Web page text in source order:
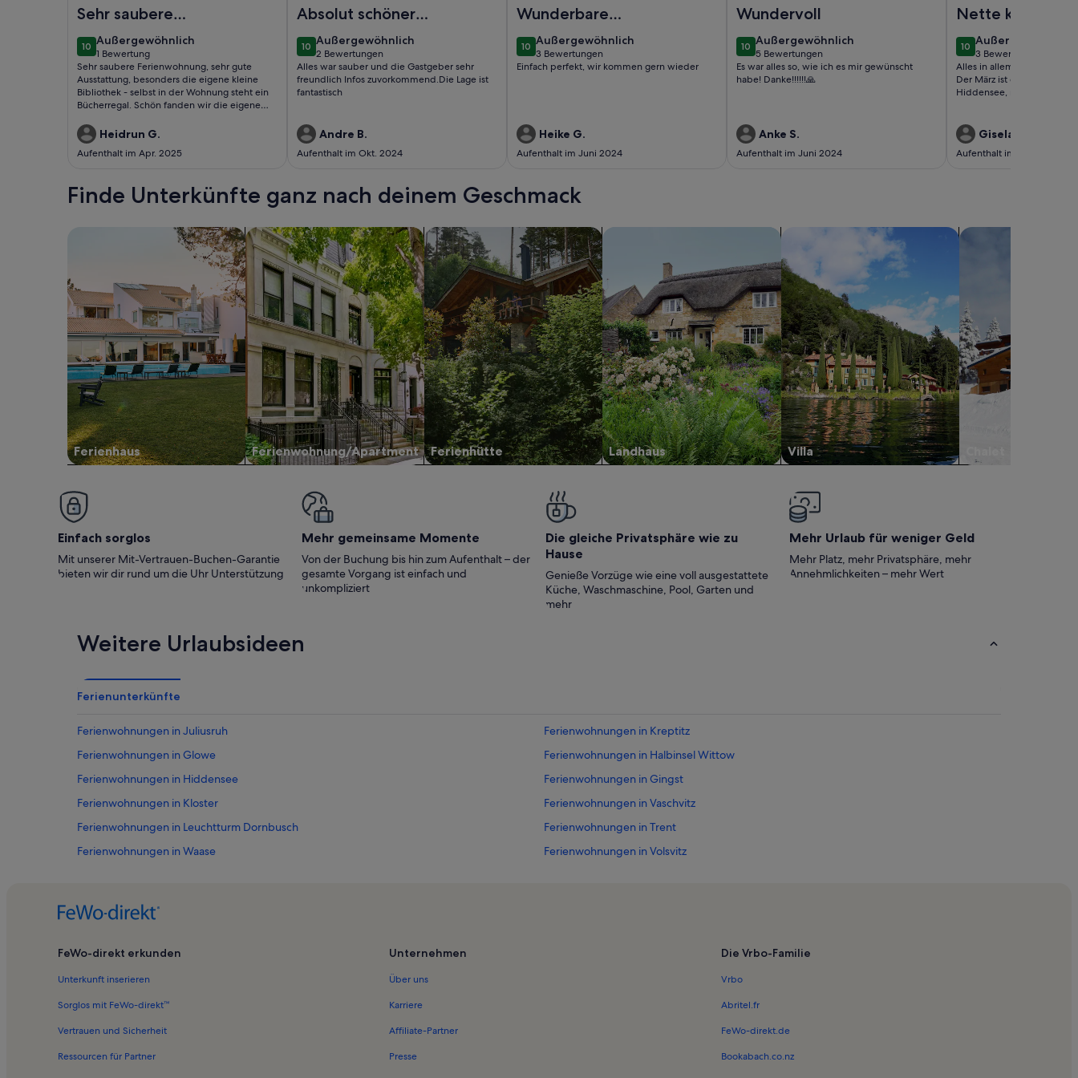
Sehr saubere
Ferienwohnung,
sehr gute
Ausstattung,
besonders die
eigene kleine B ...
1010 von 10
Außergewöhnlich
außergewöhnlich
1 Bewertung
(1
bewertung)
Sehr saubere Ferienwohnung, sehr gute
Ausstattung, besonders die eigene kleine
Bibliothek - selbst in der Wohnung steht ein
Bücherregal. Schön fanden wir die eigene
Auch der Hund ist willkommen. Dafür bezahlt
man gerne etwas mehr als üblich.
Heidrun G.
Aufenthalt im Apr. 2025
Absolut schöner
Aufenthalt
1010 von 10
Außergewöhnlich
außergewöhnlich
2 Bewertungen
(2
bewertungen)
Alles war sauber und die Gastgeber sehr
freundlich Infos zuvorkommend.Die Lage ist
fantastisch
Andre B.
Aufenthalt im Okt. 2024
Wunderbare
Unterkunft mit
super strandnähe
1010 von 10
Außergewöhnlich
außergewöhnlich
3 Bewertungen
(3
bewertungen)
Einfach perfekt, wir kommen gern wieder
Heike G.
Aufenthalt im Juni 2024
Wundervoll
1010 von 10
Außergewöhnlich
außergewöhnlich
5 Bewertungen
(5
bewertungen)
Es war alles so, wie ich es mir gewünscht
habe! Danke!!!!!!🙏
Anke S.
Aufenthalt im Juni 2024
Nette kleine
Wohnung, super
Lage
1010 von 10
Außergewöhnlich
außergewöhnlich
3 Bewertungen
(3
bewertungen)
Alles in allem ein sehr
Der März ist ein schöner
Hiddensee, noch wenig
Gisela v.
Aufenthalt im März 2024
Finde Unterkünfte ganz nach deinem Geschmack
Ferienhaus
Suche nach Ferienhäusern
Ferienwohnung/Apartment
Suche nach Ferienwohnungen oder Apartments
Ferienhütte
Suche nach Ferienhütten
Landhaus
Suche nach Landhäusern
Villa
Suche nach Villen Suche nach Chalets
Einfach sorglos
Mit unserer Mit-Vertrauen-Buchen-Garantie
bieten wir dir rund um die Uhr Unterstützung
Mehr gemeinsame Momente
Von der Buchung bis hin zum Aufenthalt – der
gesamte Vorgang ist einfach und
unkompliziert
Die gleiche Privatsphäre wie zu
Hause
Genieße Vorzüge wie eine voll ausgestattete
Küche, Waschmaschine, Pool, Garten und
mehr
Mehr Urlaub für weniger Geld
Mehr Platz, mehr Privatsphäre, mehr
Annehmlichkeiten – mehr Wert
Weitere Urlaubsideen
Ferienunterkünfte
Ferienwohnungen in Juliusruh
Ferienwohnungen in Kreptitz
Ferienwohnungen in Glowe
Ferienwohnungen in Halbinsel Wittow
Ferienwohnungen in Hiddensee
Ferienwohnungen in Gingst
Ferienwohnungen in Kloster
Ferienwohnungen in Vaschvitz
Ferienwohnungen in Leuchtturm Dornbusch
Ferienwohnungen in Trent
Ferienwohnungen in Waase
Ferienwohnungen in Volsvitz
Ferienwohnungen in Breege
Ferienwohnungen in Zingst
FeWo-direkt erkunden
Unterkunft inserieren
Sorglos mit FeWo-direkt™
Vertrauen und Sicherheit
Ressourcen für Partner
Unternehmen
Über uns
Karriere
Affiliate-Partner
Presse
Die Vrbo-Familie
Vrbo
Abritel.fr
FeWo-direkt.de
Bookabach.co.nz